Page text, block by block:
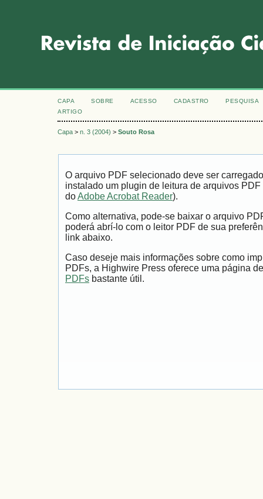
CAPA SOBRE ACESSO CADASTRO
PESQUISA
ARTIGO
Capa > n. 3 (2004) > Souto Rosa
O arquivo PDF selecionado deve ser
instalado um plugin de leitura de arquivos
doAdobe Acrobat Reader).
Como alternativa, pode-se baixar o arquivo
poderá abrí-lo com o leitor PDF de sua
link abaixo.
Caso deseje mais informações sobre como
PDFs, a Highwire Press oferece uma página
PDFs bastante útil.